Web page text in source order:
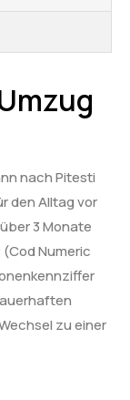
nach Pitesti
den Alltag vor
3 Monate
Numeric
zu einer